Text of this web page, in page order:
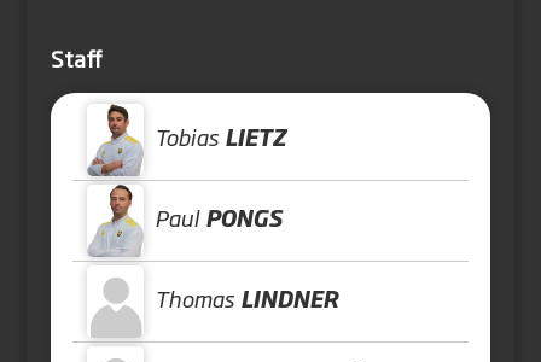
Staff
Tobias LIETZ
Paul PONGS
Thomas LINDNER